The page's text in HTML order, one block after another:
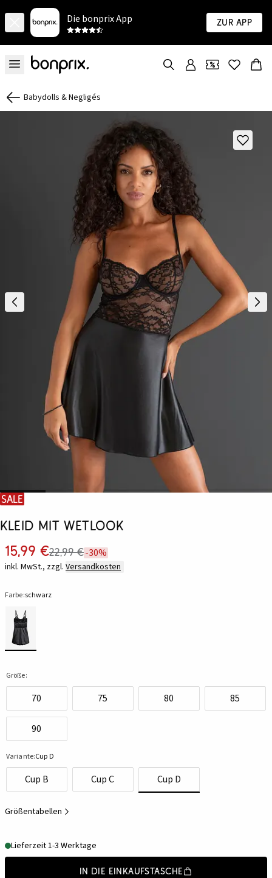
Die bonprix App Zur App
Babydolls & Negligés
SALE
Kleid mit Wetlook
15,99 €22,99 €-30%
inkl. MwSt., zzgl. Versandkosten
Farbe:schwarz
Größe:
70 75 80 85
90
Variante:Cup D
Cup B Cup C Cup D
Größentabellen
Lieferzeit 1-3 Werktage
In die Einkaufstasche